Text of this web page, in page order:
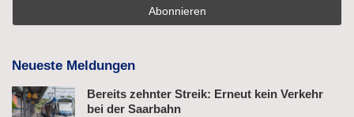
Neueste Meldungen
Bereits zehnter Streik: Erneut kein Verkehr
bei der Saarbahn